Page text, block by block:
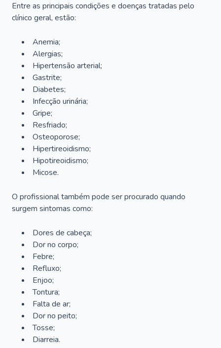
Entre as principais condições e doenças tratadas pelo
clínico geral, estão:
Anemia;
Alergias;
Hipertensão arterial;
Gastrite;
Diabetes;
Infecção urinária;
Gripe;
Resfriado;
Osteoporose;
Hipertireoidismo;
Hipotireoidismo;
Micose.
O profissional também pode ser procurado quando
surgem sintomas como:
Dores de cabeça;
Dor no corpo;
Febre;
Refluxo;
Enjoo;
Tontura;
Falta de ar;
Dor no peito;
Tosse;
Diarreia.